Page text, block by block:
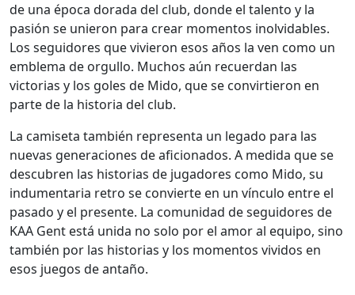
de una época dorada del club, donde el talento y la
pasión se unieron para crear momentos inolvidables.
Los seguidores que vivieron esos años la ven como un
emblema de orgullo. Muchos aún recuerdan las
victorias y los goles de Mido, que se convirtieron en
parte de la historia del club.
La camiseta también representa un legado para las
nuevas generaciones de aficionados. A medida que se
descubren las historias de jugadores como Mido, su
indumentaria retro se convierte en un vínculo entre el
pasado y el presente. La comunidad de seguidores de
KAA Gent está unida no solo por el amor al equipo, sino
también por las historias y los momentos vividos en
esos juegos de antaño.